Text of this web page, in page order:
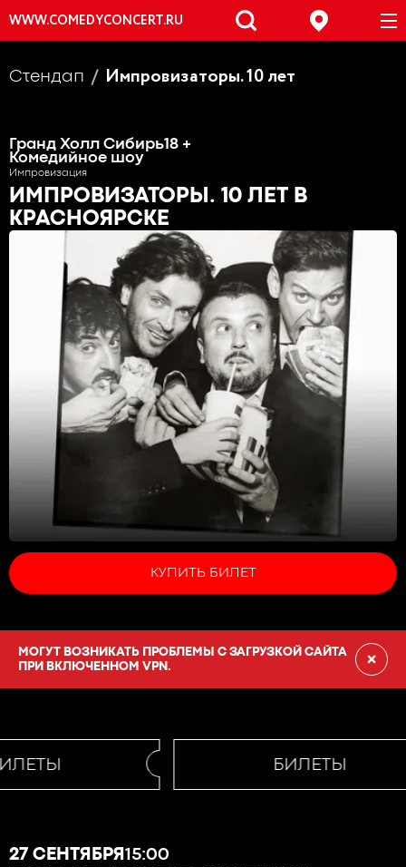
WWW.COMEDYCONCERT.RU
Стендап Импровизаторы. 10 лет
Гранд Холл Сибирь18 +
Комедийное шоу
Импровизация
ИМПРОВИЗАТОРЫ. 10 ЛЕТ В
КРАСНОЯРСКЕ
КУПИТЬ БИЛЕТ
МОГУТ ВОЗНИКАТЬ ПРОБЛЕМЫ С ЗАГРУЗКОЙ САЙТА
ПРИ ВКЛЮЧЕННОМ VPN.
×
БИЛЕТЫ
27 СЕНТЯБРЯ 15:00